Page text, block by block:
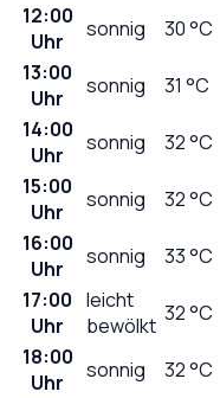
12:00
Uhr
sonnig 30°C
13:00
Uhr
sonnig 31 °C
14:00
Uhr
sonnig 32°C
15:00
Uhr
sonnig 32°C
16:00
Uhr
sonnig 33°C
17:00
Uhr
leicht
bewölkt 32°C
18:00
Uhr
sonnig 32°C